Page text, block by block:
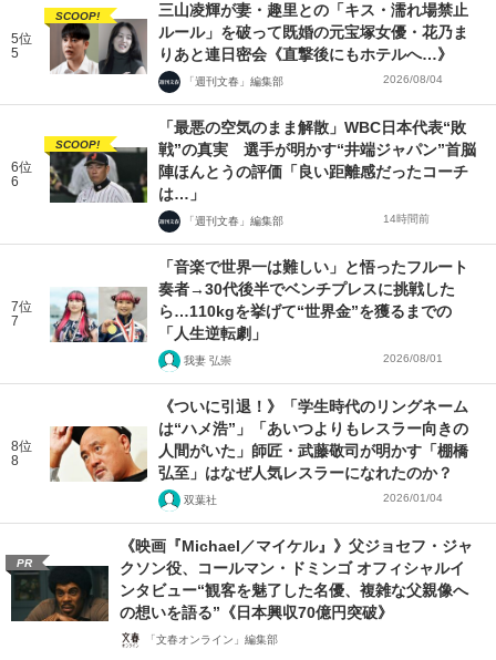
5位
5
SCOOP!
三山凌輝が妻・趣里との「キス・濡れ場禁止
ルール」を破って既婚の元宝塚女優・花乃ま
りあと連日密会《直撃後にもホテルへ…》
「週刊文春」編集部 2026/08/04
6位
6
SCOOP!
「最悪の空気のまま解散」WBC日本代表“敗
戦”の真実 選手が明かす“井端ジャパン”首脳
陣ほんとうの評価「良い距離感だったコーチ
は…」
「週刊文春」編集部 14時間前
7位
7
「音楽で世界一は難しい」と悟ったフルート
奏者→30代後半でベンチプレスに挑戦した
ら…110kgを挙げて“世界金”を獲るまでの
「人生逆転劇」
我妻 弘崇 2026/08/01
8位
8
《ついに引退！》「学生時代のリングネーム
は“ハメ浩”」「あいつよりもレスラー向きの
人間がいた」師匠・武藤敬司が明かす「棚橋
弘至」はなぜ人気レスラーになれたのか？
双葉社 2026/01/04
PR
《映画『Michael／マイケル』》父ジョセフ・ジャ
クソン役、コールマン・ドミンゴ オフィシャルイ
ンタビュー“観客を魅了した名優、複雑な父親像へ
の想いを語る”《日本興収70億円突破》
「文春オンライン」編集部